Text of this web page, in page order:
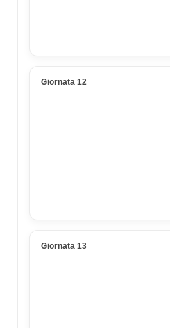
Giornata 12
Giornata 13